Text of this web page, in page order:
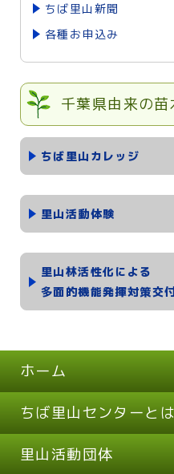
ちば里山新聞
各種お申込み
千葉県由来の
ちば里山カレッジ
里山活動体験
里山林活性化による
多面的機能発揮対策交
ホーム
ちば里山センターとは
里山活動団体